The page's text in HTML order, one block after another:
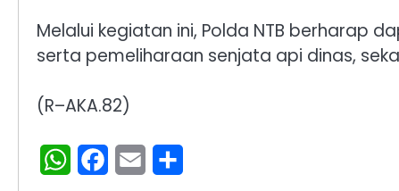
Melalui kegiatan ini, Polda NTB berharap
serta pemeliharaan senjata api dinas,
(R–AKA.82)
WhatsAppFacebook
Email